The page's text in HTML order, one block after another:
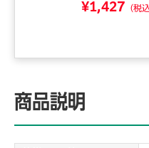
¥1,427 （税
商品説明